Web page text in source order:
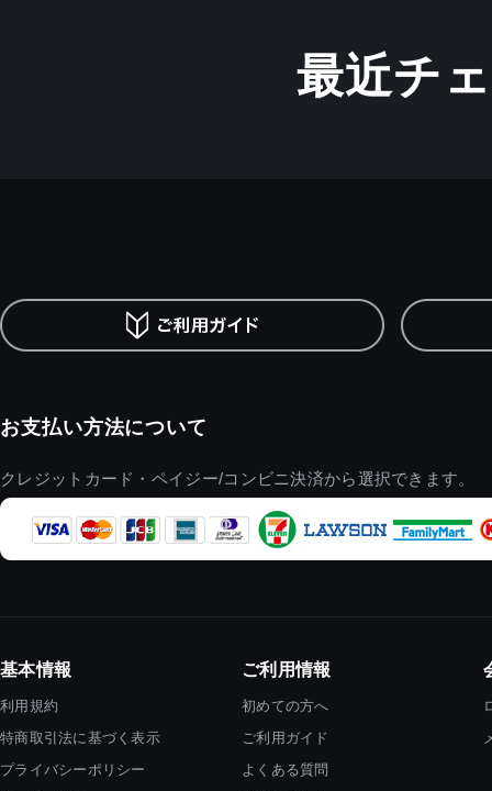
最近チ
お支払い方法について
クレジットカード・ペイジー/コンビニ決済から選択できます。
基本情報
利用規約
特商取引法に基づく表示
プライバシーポリシー
ご利用情報
初めての方へ
ご利用ガイド
よくある質問